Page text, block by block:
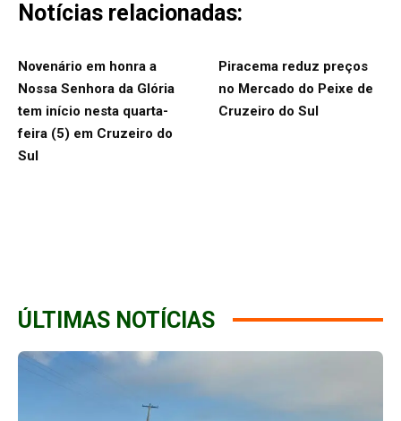
Notícias relacionadas:
Novenário em honra a
Nossa Senhora da Glória
tem início nesta quarta-
feira (5) em Cruzeiro do
Sul
Piracema reduz preços
no Mercado do Peixe de
Cruzeiro do Sul
ÚLTIMAS NOTÍCIAS